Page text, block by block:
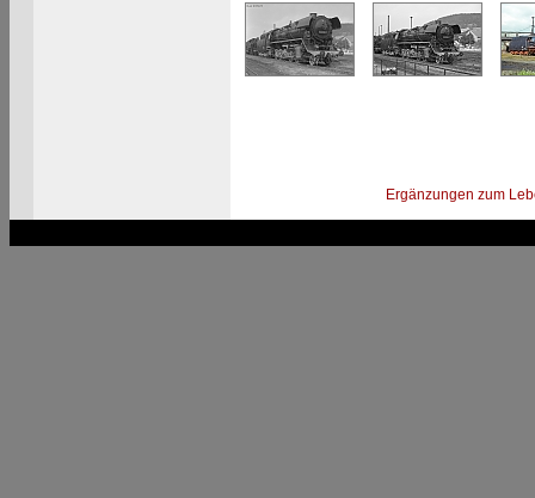
Ergänzungen zum